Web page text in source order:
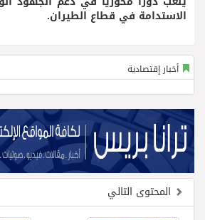
الاستدامة في قطاع الطيران.
أخبار إقتصادية
المحتوى التالي